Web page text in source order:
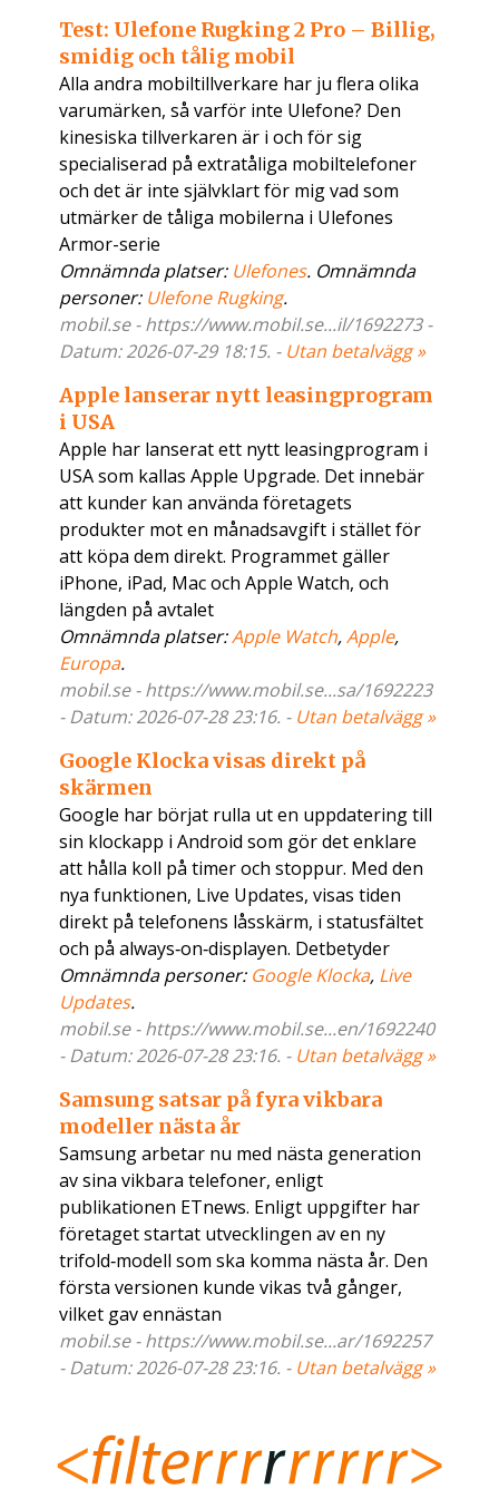
Test: Ulefone Rugking 2 Pro – Billig,
smidig och tålig mobil
Alla andra mobiltillverkare har ju flera olika
varumärken, så varför inte Ulefone? Den
kinesiska tillverkaren är i och för sig
specialiserad på extratåliga mobiltelefoner
och det är inte självklart för mig vad som
utmärker de tåliga mobilerna i Ulefones
Armor-serie
Omnämnda platser: Ulefones. Omnämnda
personer: Ulefone Rugking.
mobil.se - https://www.mobil.se...il/1692273 -
Datum: 2026-07-29 18:15. - Utan betalvägg »
Apple lanserar nytt leasingprogram
i USA
Apple har lanserat ett nytt leasingprogram i
USA som kallas Apple Upgrade. Det innebär
att kunder kan använda företagets
produkter mot en månadsavgift i stället för
att köpa dem direkt. Programmet gäller
iPhone, iPad, Mac och Apple Watch, och
längden på avtalet
Omnämnda platser:Apple Watch,Apple,
Europa.
mobil.se - https://www.mobil.se...sa/1692223
- Datum: 2026-07-28 23:16. - Utan betalvägg »
Google Klocka visas direkt på
skärmen
Google har börjat rulla ut en uppdatering till
sin klockapp i Android som gör det enklare
att hålla koll på timer och stoppur. Med den
nya funktionen, Live Updates, visas tiden
direkt på telefonens låsskärm, i statusfältet
och på always‑on‑displayen. Detbetyder
Omnämnda personer: Google Klocka, Live
Updates.
mobil.se - https://www.mobil.se...en/1692240
- Datum: 2026-07-28 23:16. - Utan betalvägg »
Samsung satsar på fyra vikbara
modeller nästa år
Samsung arbetar nu med nästa generation
av sina vikbara telefoner, enligt
publikationen ETnews. Enligt uppgifter har
företaget startat utvecklingen av en ny
trifold‑modell som ska komma nästa år. Den
första versionen kunde vikas två gånger,
vilket gav ennästan
mobil.se - https://www.mobil.se...ar/1692257
- Datum: 2026-07-28 23:16. - Utan betalvägg »